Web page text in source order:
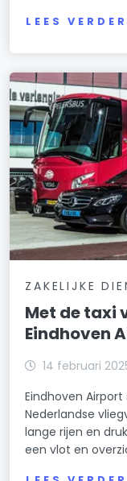
LEES VERDER
ZAKELIJKE
Met de taxi
Eindhoven
14 februari
Eindhoven
Nederlandse
lange rijen en
een vlot en